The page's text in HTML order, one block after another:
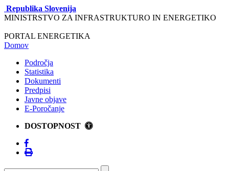
Republika Slovenija
MINISTRSTVO ZA INFRASTRUKTURO IN ENERGETIKO
PORTAL ENERGETIKA
Domov
Področja
Statistika
Dokumenti
Predpisi
Javne objave
E-Poročanje
DOSTOPNOST